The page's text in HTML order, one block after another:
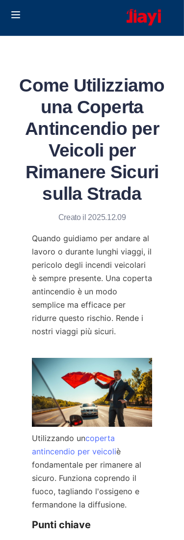
Come Utilizziamo
una Coperta
Antincendio per
Veicoli per
Rimanere Sicuri
sulla Strada
Creato il 2025.12.09
Quando guidiamo per andare al
lavoro o durante lunghi viaggi, il
pericolo degli incendi veicolari
è sempre presente. Una coperta
antincendio è un modo
semplice ma efficace per
ridurre questo rischio. Rende i
nostri viaggi più sicuri.
Utilizzando uncoperta
antincendio per veicoliè
fondamentale per rimanere al
sicuro. Funziona coprendo il
fuoco, tagliando l'ossigeno e
fermandone la diffusione.
Punti chiave
Solutions
Chi Siamo
Contact us